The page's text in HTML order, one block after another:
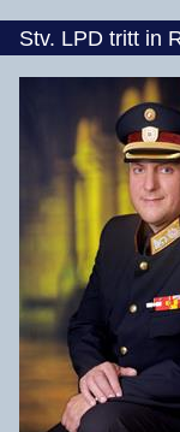
Stv. LPD tritt in